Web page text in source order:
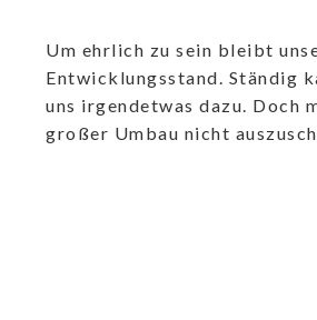
Um ehrlich zu sein bleibt
Entwicklungsstand. Ständig
uns irgendetwas dazu. Doch
großer Umbau nicht